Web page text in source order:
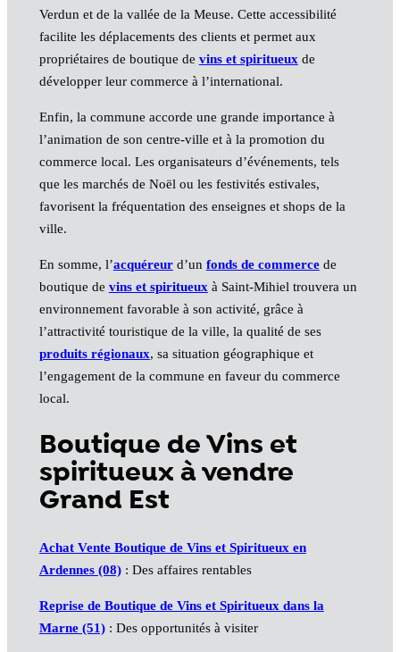
Verdun et de la vallée de la Meuse. Cette accessibilité
facilite les déplacements des clients et permet aux
propriétaires de boutique de vins et spiritueux de
développer leur commerce à l’international.
Enfin, la commune accorde une grande importance à
l’animation de son centre-ville et à la promotion du
commerce local. Les organisateurs d’événements, tels
que les marchés de Noël ou les festivités estivales,
favorisent la fréquentation des enseignes et shops de la
ville.
En somme, l’acquéreurd’un fonds de commercede
boutique de vins et spiritueux à Saint-Mihiel trouvera un
environnement favorable à son activité, grâce à
l’attractivité touristique de la ville, la qualité de ses
produits régionaux, sa situation géographique et
l’engagement de la commune en faveur du commerce
local.
Boutique de Vins et
spiritueux à vendre
Grand Est
Achat Vente Boutique de Vins et Spiritueux en
Ardennes (08): Des affaires rentables
Reprise de Boutique de Vins et Spiritueux dans la
Marne (51): Des opportunités à visiter